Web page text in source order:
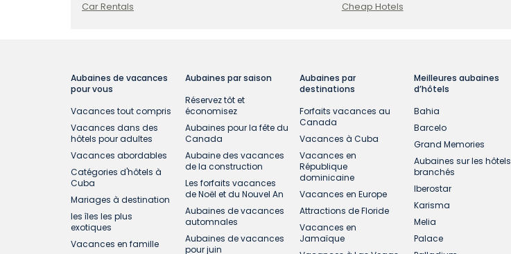
Car Rentals
Cheap Hotels
Aubaines de vacances
pour vous
Vacances tout compris
Vacances dans des
hôtels pour adultes
Vacances abordables
Catégories d'hôtels à
Cuba
Mariages à destination
les îles les plus
exotiques
Vacances en famille
Aubaines par saison
Réservez tôt et
économisez
Aubaines pour la fête du
Canada
Aubaine des vacances
de la construction
Les forfaits vacances
de Noël et du Nouvel An
Aubaines de vacances
automnales
Aubaines de vacances
pour juin
Aubaines par
destinations
Forfaits vacances au
Canada
Vacances à Cuba
Vacances en
République
dominicaine
Vacances en Europe
Attractions de Floride
Vacances en
Jamaïque
Meilleures aubaines
d’hôtels
Bahia
Barcelo
Grand Memories
Aubaines sur les hôtels
branchés
Iberostar
Karisma
Melia
Palace